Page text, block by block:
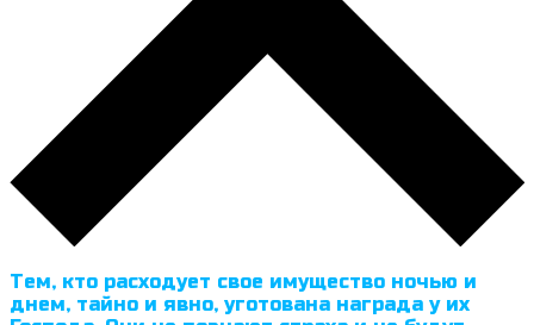
Тем, кто расходует свое имущество ночью и
днем, тайно и явно, уготована награда у их